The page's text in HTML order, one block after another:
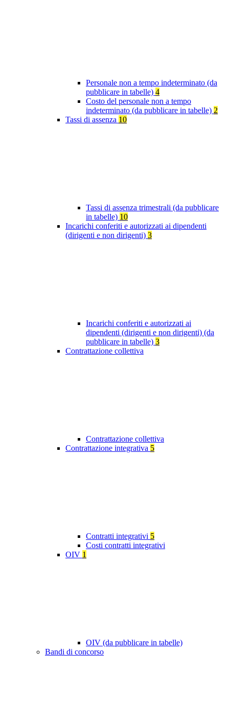
Personale non a tempo indeterminato (da
pubblicare in tabelle) 4
Costo del personale non a tempo
indeterminato (da pubblicare in tabelle) 2
Tassi di assenza 10
Tassi di assenza trimestrali (da pubblicare
in tabelle) 10
Incarichi conferiti e autorizzati ai dipendenti
(dirigenti e non dirigenti) 3
Incarichi conferiti e autorizzati ai
dipendenti (dirigenti e non dirigenti) (da
pubblicare in tabelle) 3
Contrattazione collettiva
Contrattazione collettiva
Contrattazione integrativa 5
Contratti integrativi 5
Costi contratti integrativi
OIV 1
OIV (da pubblicare in tabelle)
Bandi di concorso